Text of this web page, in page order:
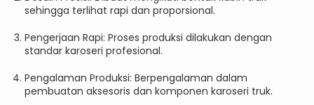
sehingga terlihat rapi dan proporsional.
Pengerjaan Rapi: Proses produksi dilakukan dengan
standar karoseri profesional.
Pengalaman Produksi: Berpengalaman dalam
pembuatan aksesoris dan komponen karoseri truk.